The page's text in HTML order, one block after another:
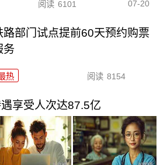
阅读 6101 07-20
路部门试点提前60天预约购票
务
热 阅读 8154
享受人次达87.5亿